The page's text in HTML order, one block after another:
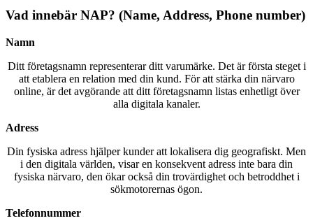
Vad innebär NAP? (Name, Address, Phone number)
Namn
Ditt företagsnamn representerar ditt varumärke. Det är första steget i
att etablera en relation med din kund. För att stärka din närvaro
online, är det avgörande att ditt företagsnamn listas enhetligt över
alla digitala kanaler.
Adress
Din fysiska adress hjälper kunder att lokalisera dig geografiskt. Men
i den digitala världen, visar en konsekvent adress inte bara din
fysiska närvaro, den ökar också din trovärdighet och betroddhet i
sökmotorernas ögon.
Telefonnummer